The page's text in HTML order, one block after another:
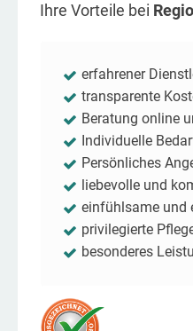
Ihre Vorteile bei
erfahrener
transparente
Beratung online
Individuelle
Persönliches
liebevolle und
einfühlsame und
privilegierte
besonderes